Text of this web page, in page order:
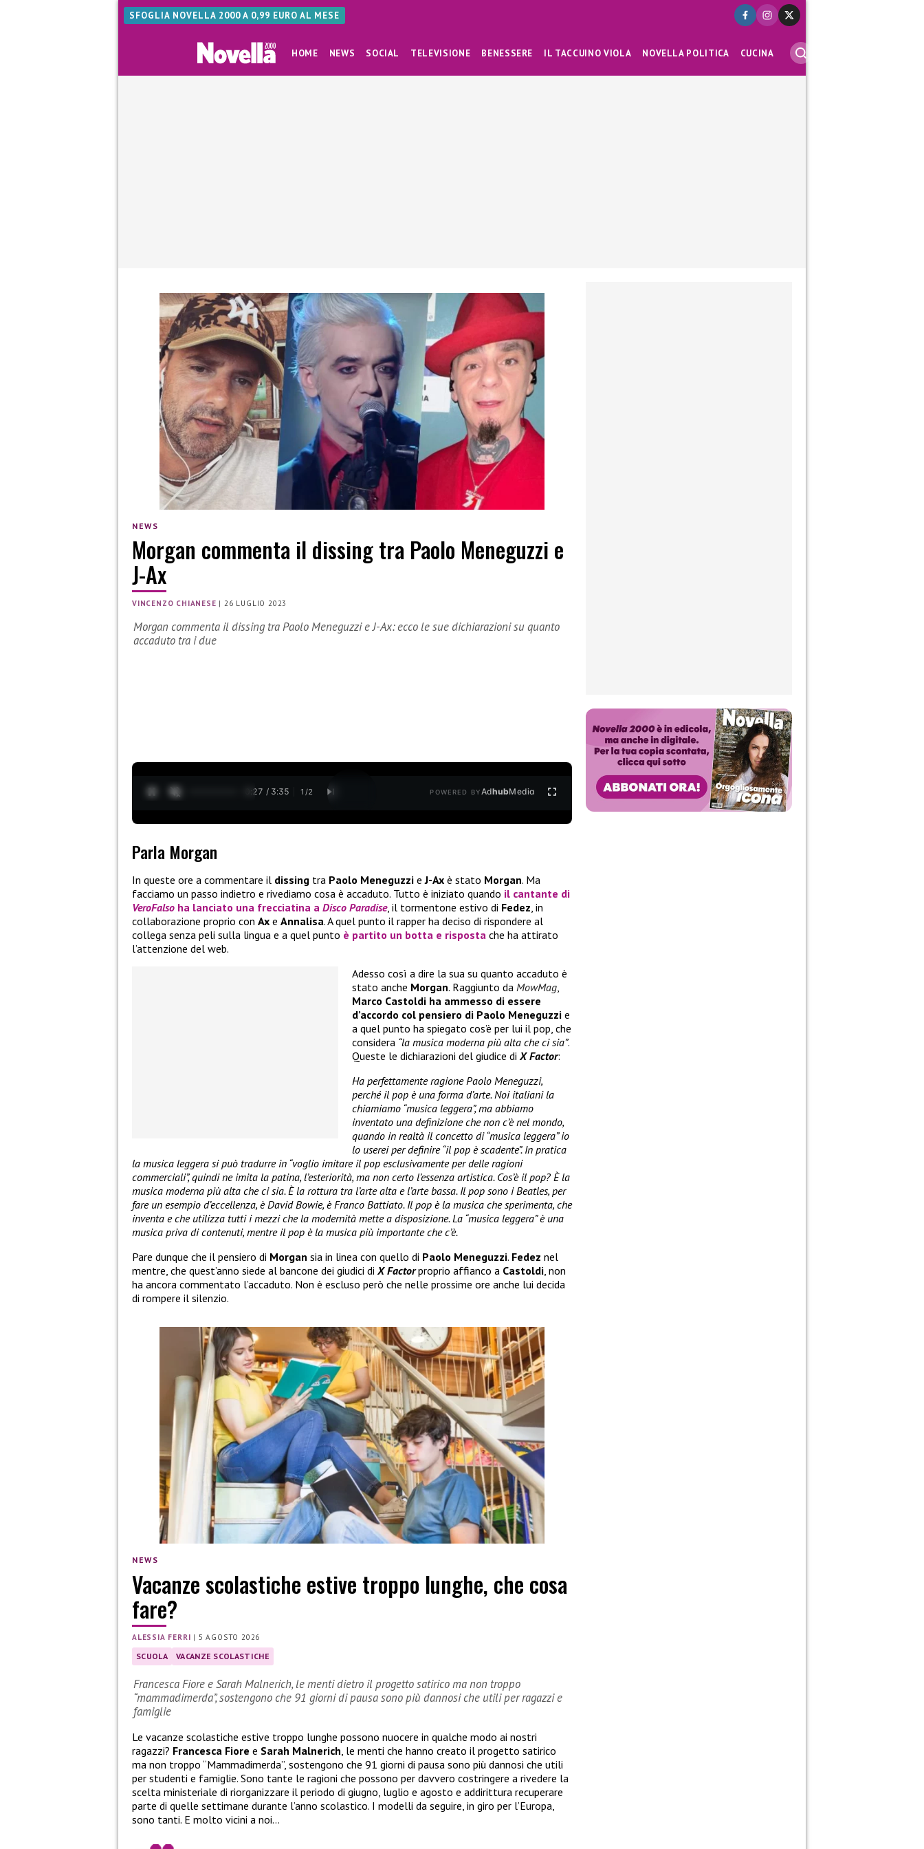
SFOGLIA NOVELLA 2000 A 0,99 EURO AL MESE
HOME NEWS SOCIAL TELEVISIONE BENESSERE IL TACCUINO VIOLA NOVELLA POLITICA CUCINA
NEWS
Morgan commenta il dissing tra Paolo Meneguzzi e
J-Ax
VINCENZO CHIANESE |26 LUGLIO 2023
Morgan commenta il dissing tra Paolo Meneguzzi e J-Ax: ecco le sue dichiarazioni su quanto
accaduto tra i due
0:28 / 3:35 1 /2 POWERED BYAdhubMedia
Parla Morgan
In queste ore a commentare il dissing tra Paolo Meneguzzi eJ-Ax è stato Morgan. Ma
facciamo un passo indietro e rivediamo cosa è accaduto. Tutto è iniziato quando il cantante di
VeroFalso ha lanciato una frecciatina a Disco Paradise, il tormentone estivo di Fedez, in
collaborazione proprio con Ax e Annalisa. A quel punto il rapper ha deciso di rispondere al
collega senza peli sulla lingua e a quel punto è partito un botta e risposta che ha attirato
l’attenzione del web.
Adesso così a dire la sua su quanto accaduto è
stato anche Morgan. Raggiunto da MowMag,
Marco Castoldi ha ammesso di essere
d’accordo col pensiero di Paolo Meneguzzi e
a quel punto ha spiegato cos’è per lui il pop, che
considera “la musica moderna più alta che ci sia”.
Queste le dichiarazioni del giudice diX Factor:
Ha perfettamente ragione Paolo Meneguzzi,
perché il pop è una forma d’arte. Noi italiani la
chiamiamo “musica leggera”, ma abbiamo
inventato una definizione che non c’è nel mondo,
quando in realtà il concetto di “musica leggera” io
lo userei per definire “il pop è scadente”. In pratica
la musica leggera si può tradurre in “voglio imitare il pop esclusivamente per delle ragioni
commerciali”, quindi ne imita la patina, l’esteriorità, ma non certo l’essenza artistica. Cos’è il pop? È la
musica moderna più alta che ci sia. È la rottura tra l’arte alta e l’arte bassa. Il pop sono i Beatles, per
fare un esempio d’eccellenza, è David Bowie, è Franco Battiato. Il pop è la musica che sperimenta, che
inventa e che utilizza tutti i mezzi che la modernità mette a disposizione. La “musica leggera” è una
musica priva di contenuti, mentre il pop è la musica più importante che c’è.
Pare dunque che il pensiero di Morgan sia in linea con quello di Paolo Meneguzzi. Fedez nel
mentre, che quest’anno siede al bancone dei giudici diX Factorproprio affianco a Castoldi, non
ha ancora commentato l’accaduto. Non è escluso però che nelle prossime ore anche lui decida
di rompere il silenzio.
NEWS
Vacanze scolastiche estive troppo lunghe, che cosa
fare?
ALESSIA FERRI | 5 AGOSTO 2026
SCUOLA VACANZE SCOLASTICHE
Francesca Fiore e Sarah Malnerich, le menti dietro il progetto satirico ma non troppo
“mammadimerda”, sostengono che 91 giorni di pausa sono più dannosi che utili per ragazzi e
famiglie
Le vacanze scolastiche estive troppo lunghe possono nuocere in qualche modo ai nostri
ragazzi? Francesca Fiore e Sarah Malnerich, le menti che hanno creato il progetto satirico
ma non troppo “Mammadimerda”, sostengono che 91 giorni di pausa sono più dannosi che utili
per studenti e famiglie. Sono tante le ragioni che possono per davvero costringere a rivedere la
scelta ministeriale di riorganizzare il periodo di giugno, luglio e agosto e addirittura recuperare
parte di quelle settimane durante l’anno scolastico. I modelli da seguire, in giro per l’Europa,
sono tanti. E molto vicini a noi…